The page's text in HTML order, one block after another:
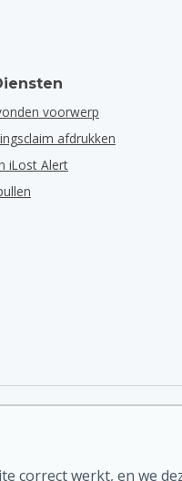
voorwerp
afdrukken
iLost Alert
correct werkt, en we